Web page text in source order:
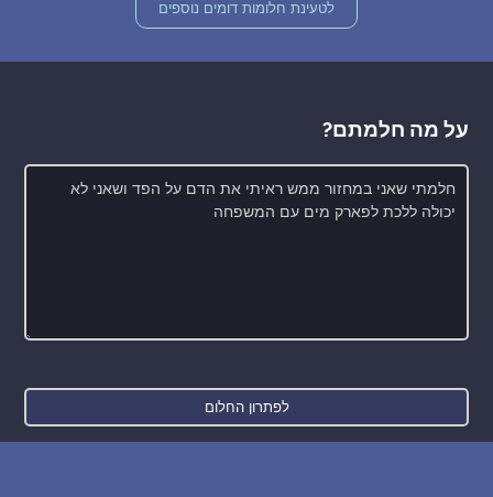
לטעינת חלומות דומים נוספים
על מה חלמתם?